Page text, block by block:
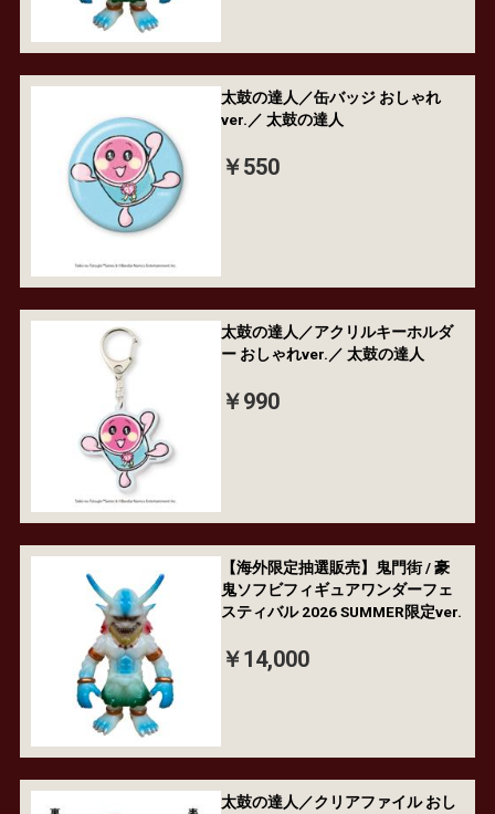
太鼓の達人／缶バッジ おしゃれ
ver.／ 太鼓の達人
￥550
太鼓の達人／アクリルキーホルダ
ー おしゃれver.／ 太鼓の達人
￥990
【海外限定抽選販売】鬼門街 / 豪
鬼ソフビフィギュアワンダーフェ
スティバル 2026 SUMMER限定ver.
￥14,000
太鼓の達人／クリアファイル おし